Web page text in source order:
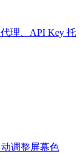
理、API Key 托
调整屏幕色